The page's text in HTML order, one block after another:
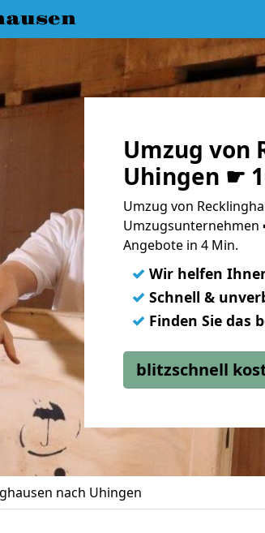
Umzug von
Uhingen ☛
Umzug von
Umzugsunternehmen
Angebote in 4 Min.
✓ Wir helfen
✓ Schnell &
✓ Finden Sie das
blitzschnell
nach Uhingen